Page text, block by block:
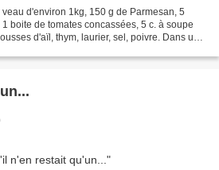
d'environ 1kg, 150 g de Parmesan, 5
boite de tomates concassées, 5 c. à soupe
d'aïl, thym, laurier, sel, poivre. Dans un